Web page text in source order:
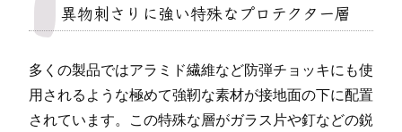
異物刺さりに強い特殊なプロテクター層
多くの製品ではアラミド繊維など防弾チョッキにも使
用されるような極めて強靭な素材が接地面の下に配置
されています。この特殊な層がガラス片や釘などの鋭